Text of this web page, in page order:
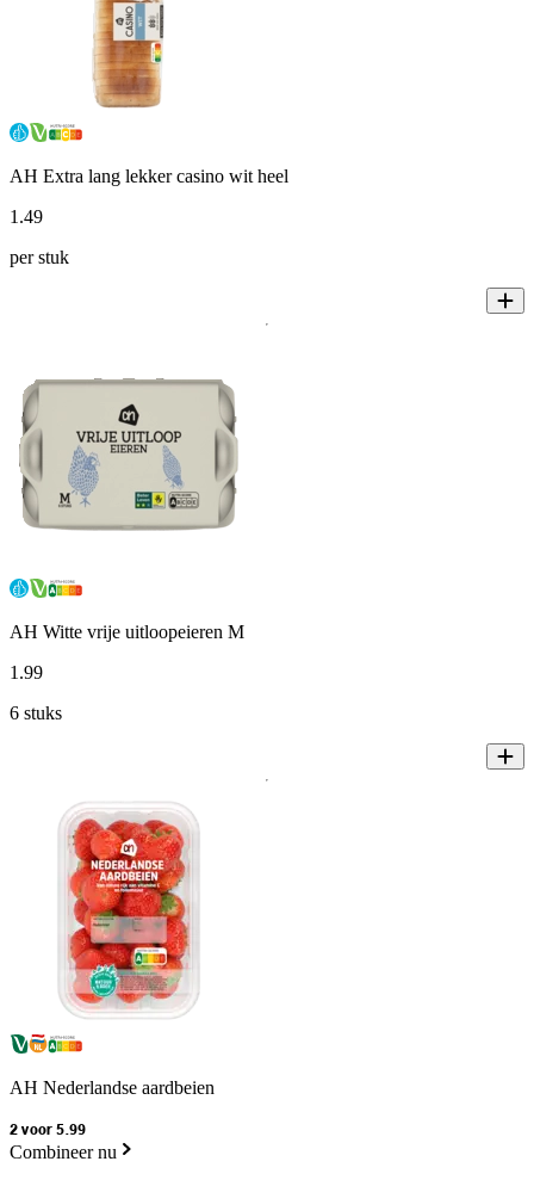
AH Extra lang lekker casino wit heel
1 .49
per stuk
AH Witte vrije uitloopeieren M
1 .99
6 stuks
AH Nederlandse aardbeien
2 voor 5.99
Combineer nu